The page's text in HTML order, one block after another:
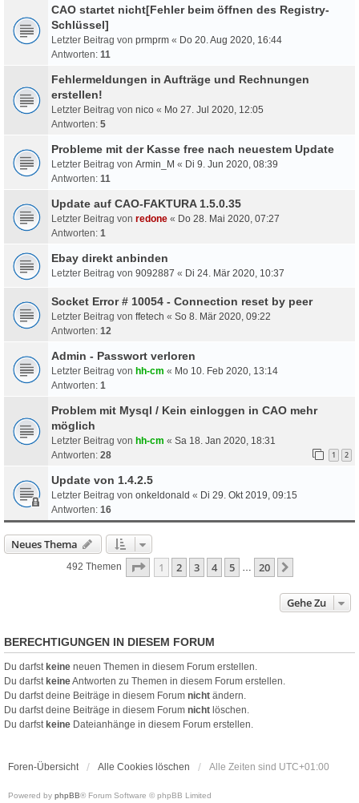
CAO startet nicht[Fehler beim öffnen des Registry-
Schlüssel]
Letzter Beitrag von prmprm « Do 20. Aug 2020, 16:44
Antworten: 11
Fehlermeldungen in Aufträge und Rechnungen
erstellen!
Letzter Beitrag von nico « Mo 27. Jul 2020, 12:05
Antworten: 5
Probleme mit der Kasse free nach neuestem Update
Letzter Beitrag von Armin_M « Di 9. Jun 2020, 08:39
Antworten: 11
Update auf CAO-FAKTURA 1.5.0.35
Letzter Beitrag von redone « Do 28. Mai 2020, 07:27
Antworten: 1
Ebay direkt anbinden
Letzter Beitrag von 9092887 « Di 24. Mär 2020, 10:37
Socket Error # 10054 - Connection reset by peer
Letzter Beitrag von ffetech « So 8. Mär 2020, 09:22
Antworten: 12
Admin - Passwort verloren
Letzter Beitrag von hh-cm « Mo 10. Feb 2020, 13:14
Antworten: 1
Problem mit Mysql / Kein einloggen in CAO mehr
möglich
Letzter Beitrag von hh-cm « Sa 18. Jan 2020, 18:31
Antworten: 28 1 2
Update von 1.4.2.5
Letzter Beitrag von onkeldonald « Di 29. Okt 2019, 09:15
Antworten: 16
Neues Thema
492 Themen Seite 1Von 20
1 2 3 4 5 20
Gehe Zu
BERECHTIGUNGEN IN DIESEM FORUM
Du darfst keine neuen Themen in diesem Forum erstellen.
Du darfst keineAntworten zu Themen in diesem Forum erstellen.
Du darfst deine Beiträge in diesem Forum nicht ändern.
Du darfst deine Beiträge in diesem Forum nicht löschen.
Du darfst keine Dateianhänge in diesem Forum erstellen.
Foren-Übersicht Alle Cookies löschen Alle Zeiten sind UTC+01:00
Powered by phpBB® Forum Software © phpBB Limited